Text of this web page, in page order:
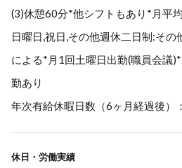
(3)休憩60分*他シフトもあり*月平
日曜日,祝日,その他週休二日制:そ
による*月1回土曜日出勤(職員会議
勤あり
年次有給休暇日数（6ヶ月経過後）
休日・労働実績